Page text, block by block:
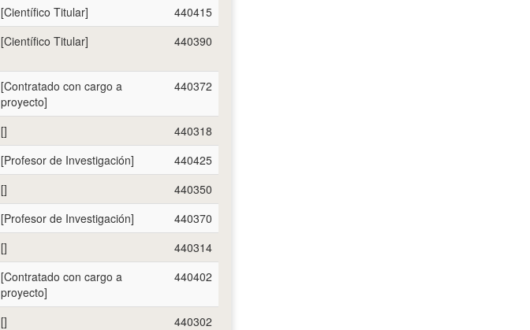
[Científico Titular]
440415
[Científico Titular] 440390
[Contratado con cargo a
proyecto]
440372
[]
440318
[Profesor de Investigación]
440425
[]
440350
[Profesor de Investigación]
440370
[]
440314
[Contratado con cargo a
proyecto]
440402
[]
440302